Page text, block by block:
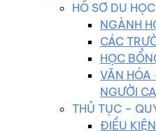
HỒ SƠ DU
NGÀNH
CÁC
HỌC
VĂN HÓA
NGƯỜI
THỦ TỤC –
ĐIỀU